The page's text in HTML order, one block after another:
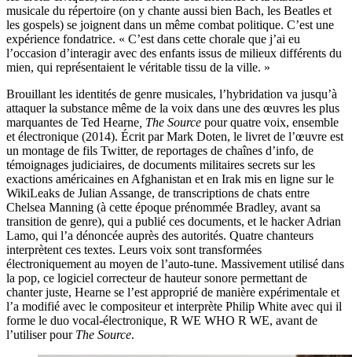
musicale du répertoire (on y chante aussi bien Bach, les Beatles et
les gospels) se joignent dans un même combat politique. C’est une
expérience fondatrice. « C’est dans cette chorale que j’ai eu
l’occasion d’interagir avec des enfants issus de milieux différents du
mien, qui représentaient le véritable tissu de la ville. »
Brouillant les identités de genre musicales, l’hybridation va jusqu’à
attaquer la substance même de la voix dans une des œuvres les plus
marquantes de Ted Hearne , The Source pour quatre voix, ensemble
et électronique (2014). Écrit par Mark Doten, le livret de l’œuvre est
un montage de fils Twitter, de reportages de chaînes d’info, de
témoignages judiciaires, de documents militaires secrets sur les
exactions américaines en Afghanistan et en Irak mis en ligne sur le
WikiLeaks de Julian Assange, de transcriptions de chats entre
Chelsea Manning (à cette époque prénommée Bradley, avant sa
transition de genre), qui a publié ces documents, et le hacker Adrian
Lamo, qui l’a dénoncée auprès des autorités. Quatre chanteurs
interprètent ces textes. Leurs voix sont transformées
électroniquement au moyen de l’auto-tune. Massivement utilisé dans
la pop, ce logiciel correcteur de hauteur sonore permettant de
chanter juste, Hearne se l’est approprié de manière expérimentale et
l’a modifié avec le compositeur et interprète Philip White avec qui il
forme le duo vocal-électronique, R WE WHO R WE, avant de
l’utiliser pour The Source.